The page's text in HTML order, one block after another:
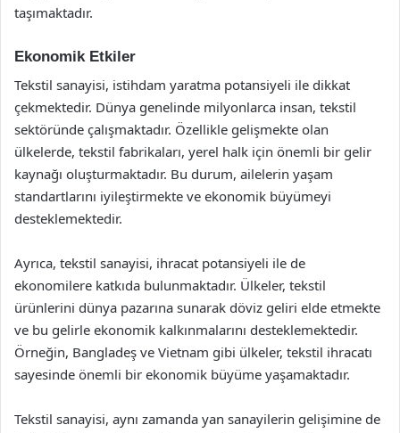
taşımaktadır.
Ekonomik Etkiler
Tekstil sanayisi, istihdam yaratma potansiyeli ile dikkat
çekmektedir. Dünya genelinde milyonlarca insan, tekstil
sektöründe çalışmaktadır. Özellikle gelişmekte olan
ülkelerde, tekstil fabrikaları, yerel halk için önemli bir gelir
kaynağı oluşturmaktadır. Bu durum, ailelerin yaşam
standartlarını iyileştirmekte ve ekonomik büyümeyi
desteklemektedir.
Ayrıca, tekstil sanayisi, ihracat potansiyeli ile de
ekonomilere katkıda bulunmaktadır. Ülkeler, tekstil
ürünlerini dünya pazarına sunarak döviz geliri elde etmekte
ve bu gelirle ekonomik kalkınmalarını desteklemektedir.
Örneğin, Bangladeş ve Vietnam gibi ülkeler, tekstil ihracatı
sayesinde önemli bir ekonomik büyüme yaşamaktadır.
Tekstil sanayisi, aynı zamanda yan sanayilerin gelişimine de